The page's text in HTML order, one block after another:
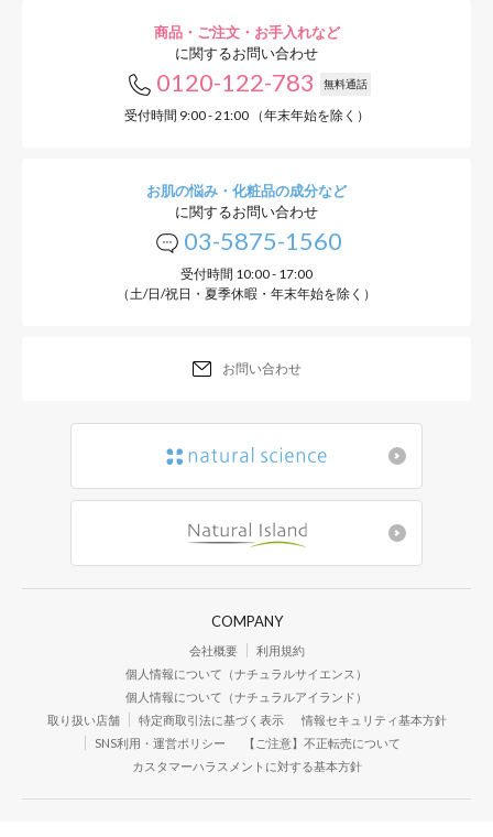
商品・ご注文・お手入れなど
に関するお問い合わせ
0120-122-783 無料通話
受付時間 9:00 - 21:00 （年末年始を除く）
お肌の悩み・化粧品の成分など
に関するお問い合わせ
03-5875-1560
受付時間 10:00 - 17:00
（土/日/祝日・夏季休暇・年末年始を除く）
お問い合わせ
COMPANY
会社概要
利用規約
個人情報について（ナチュラルサイエンス）
個人情報について（ナチュラルアイランド）
取り扱い店舗
特定商取引法に基づく表示
情報セキュリティ基本方針
SNS利用・運営ポリシー
【ご注意】不正転売について
カスタマーハラスメントに対する基本方針